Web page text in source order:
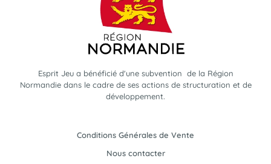
Esprit Jeu a bénéficié d'une subvention de la Région
Normandie dans le cadre de ses actions de structuration et de
développement.
Conditions Générales de Vente
Nous contacter